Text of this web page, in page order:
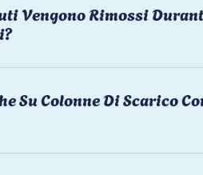
Vengono Rimossi
Su Colonne Di Scarico